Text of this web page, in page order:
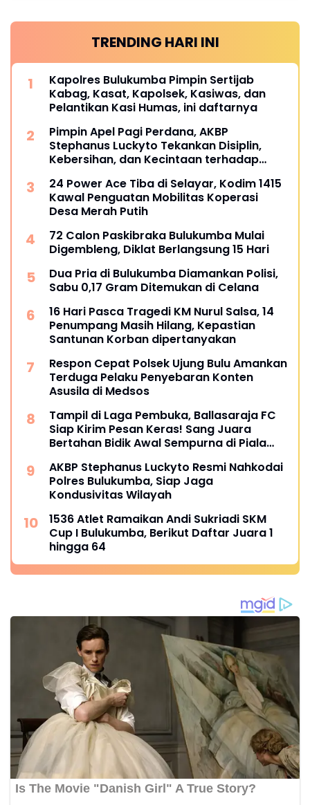
TRENDING HARI INI
Kapolres Bulukumba Pimpin Sertijab
Kabag, Kasat, Kapolsek, Kasiwas, dan
Pelantikan Kasi Humas, ini daftarnya
Pimpin Apel Pagi Perdana, AKBP
Stephanus Luckyto Tekankan Disiplin,
Kebersihan, dan Kecintaan terhadap
24 Power Ace Tiba di Selayar, Kodim 1415
Kawal Penguatan Mobilitas Koperasi
Desa Merah Putih
72 Calon Paskibraka Bulukumba Mulai
Digembleng, Diklat Berlangsung 15 Hari
Dua Pria di Bulukumba Diamankan Polisi,
Sabu 0,17 Gram Ditemukan di Celana
16 Hari Pasca Tragedi KM Nurul Salsa, 14
Penumpang Masih Hilang, Kepastian
Santunan Korban dipertanyakan
Respon Cepat Polsek Ujung Bulu Amankan
Terduga Pelaku Penyebaran Konten
Asusila di Medsos
Tampil di Laga Pembuka, Ballasaraja FC
Siap Kirim Pesan Keras! Sang Juara
Bertahan Bidik Awal Sempurna di Piala
AKBP Stephanus Luckyto Resmi Nahkodai
Polres Bulukumba, Siap Jaga
Kondusivitas Wilayah
1536 Atlet Ramaikan Andi Sukriadi SKM
Cup I Bulukumba, Berikut Daftar Juara 1
hingga 64